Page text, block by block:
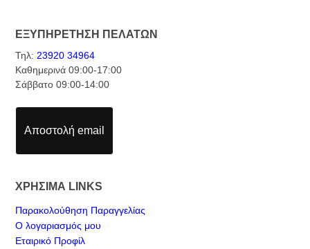
ΕΞΥΠΗΡΕΤΗΣΗ ΠΕΛΑΤΩΝ
Τηλ: 23920 34964
Καθημερινά 09:00-17:00
Σάββατο 09:00-14:00
Αποστολή email
ΧΡΗΣΙΜΑ LINKS
Παρακολούθηση Παραγγελίας
Ο λογαριασμός μου
Εταιρικό Προφίλ